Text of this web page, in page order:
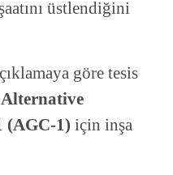
üstlendiğini
göre tesis
Alternative
(AGC-1) için inşa